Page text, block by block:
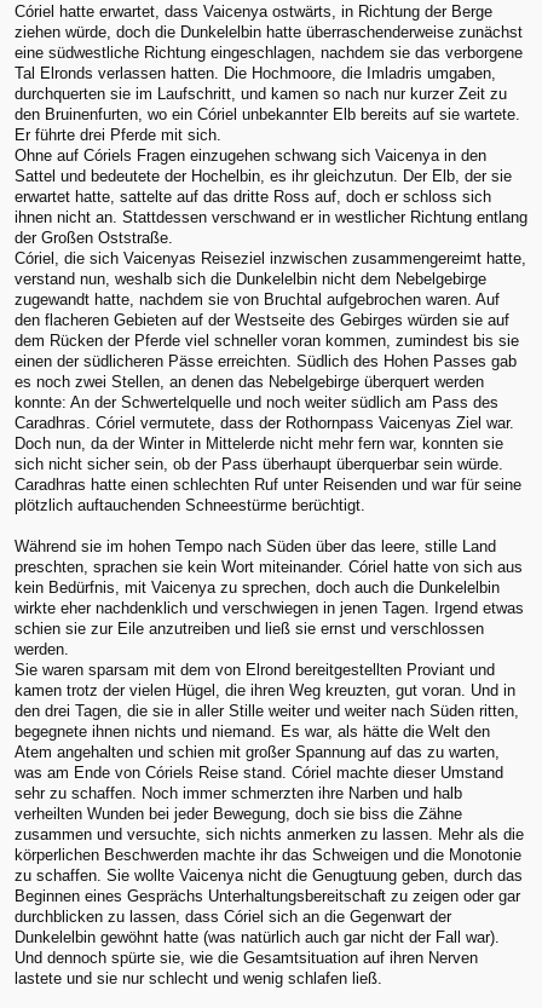
Córiel hatte erwartet, dass Vaicenya ostwärts, in Richtung der Berge
ziehen würde, doch die Dunkelelbin hatte überraschenderweise zunächst
eine südwestliche Richtung eingeschlagen, nachdem sie das verborgene
Tal Elronds verlassen hatten. Die Hochmoore, die Imladris umgaben,
durchquerten sie im Laufschritt, und kamen so nach nur kurzer Zeit zu
den Bruinenfurten, wo ein Córiel unbekannter Elb bereits auf sie wartete.
Er führte drei Pferde mit sich.
Ohne auf Córiels Fragen einzugehen schwang sich Vaicenya in den
Sattel und bedeutete der Hochelbin, es ihr gleichzutun. Der Elb, der sie
erwartet hatte, sattelte auf das dritte Ross auf, doch er schloss sich
ihnen nicht an. Stattdessen verschwand er in westlicher Richtung entlang
der Großen Oststraße.
Córiel, die sich Vaicenyas Reiseziel inzwischen zusammengereimt hatte,
verstand nun, weshalb sich die Dunkelelbin nicht dem Nebelgebirge
zugewandt hatte, nachdem sie von Bruchtal aufgebrochen waren. Auf
den flacheren Gebieten auf der Westseite des Gebirges würden sie auf
dem Rücken der Pferde viel schneller voran kommen, zumindest bis sie
einen der südlicheren Pässe erreichten. Südlich des Hohen Passes gab
es noch zwei Stellen, an denen das Nebelgebirge überquert werden
konnte: An der Schwertelquelle und noch weiter südlich am Pass des
Caradhras. Córiel vermutete, dass der Rothornpass Vaicenyas Ziel war.
Doch nun, da der Winter in Mittelerde nicht mehr fern war, konnten sie
sich nicht sicher sein, ob der Pass überhaupt überquerbar sein würde.
Caradhras hatte einen schlechten Ruf unter Reisenden und war für seine
plötzlich auftauchenden Schneestürme berüchtigt.
Während sie im hohen Tempo nach Süden über das leere, stille Land
preschten, sprachen sie kein Wort miteinander. Córiel hatte von sich aus
kein Bedürfnis, mit Vaicenya zu sprechen, doch auch die Dunkelelbin
wirkte eher nachdenklich und verschwiegen in jenen Tagen. Irgend etwas
schien sie zur Eile anzutreiben und ließ sie ernst und verschlossen
werden.
Sie waren sparsam mit dem von Elrond bereitgestellten Proviant und
kamen trotz der vielen Hügel, die ihren Weg kreuzten, gut voran. Und in
den drei Tagen, die sie in aller Stille weiter und weiter nach Süden ritten,
begegnete ihnen nichts und niemand. Es war, als hätte die Welt den
Atem angehalten und schien mit großer Spannung auf das zu warten,
was am Ende von Córiels Reise stand. Córiel machte dieser Umstand
sehr zu schaffen. Noch immer schmerzten ihre Narben und halb
verheilten Wunden bei jeder Bewegung, doch sie biss die Zähne
zusammen und versuchte, sich nichts anmerken zu lassen. Mehr als die
körperlichen Beschwerden machte ihr das Schweigen und die Monotonie
zu schaffen. Sie wollte Vaicenya nicht die Genugtuung geben, durch das
Beginnen eines Gesprächs Unterhaltungsbereitschaft zu zeigen oder gar
durchblicken zu lassen, dass Córiel sich an die Gegenwart der
Dunkelelbin gewöhnt hatte (was natürlich auch gar nicht der Fall war).
Und dennoch spürte sie, wie die Gesamtsituation auf ihren Nerven
lastete und sie nur schlecht und wenig schlafen ließ.